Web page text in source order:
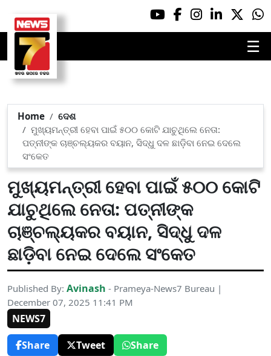
☰
Home
ଦେଶ
ମୁଖ୍ୟମନ୍ତ୍ରୀ ହେବା ପାଇଁ ୫୦୦ କୋଟି ଯାଚୁଥିଲେ ନେତା:
ପତ୍ନୀଙ୍କ ଚାଞ୍ଚଲ୍ୟକର ବୟାନ, ସିଦ୍ଧୁ ଦଳ ଛାଡ଼ିବା ନେଇ ଦେଲେ
ସଂକେତ
ମୁଖ୍ୟମନ୍ତ୍ରୀ ହେବା ପାଇଁ ୫୦୦ କୋଟି
ଯାଚୁଥିଲେ ନେତା: ପତ୍ନୀଙ୍କ
ଚାଞ୍ଚଲ୍ୟକର ବୟାନ, ସିଦ୍ଧୁ ଦଳ
ଛାଡ଼ିବା ନେଇ ଦେଲେ ସଂକେତ
Published By: Avinash - Prameya-News7 Bureau |
December 07, 2025 11:41 PM
NEWS7
Share
Tweet Share